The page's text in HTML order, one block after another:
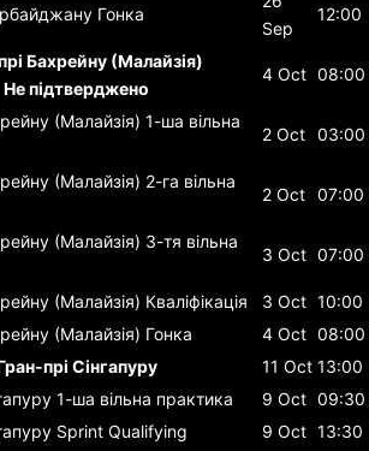
Гонка
Sep
12:00
Бахрейну (Малайзія)
Не підтверджено
4 Oct 08:00
(Малайзія) 1-ша вільна
2 Oct 03:00
(Малайзія) 2-га вільна
2 Oct 07:00
(Малайзія) 3-тя вільна
3 Oct 07:00
(Малайзія) Кваліфікація 3 Oct 10:00
(Малайзія) Гонка 4 Oct 08:00
прі Сінгапуру
11 Oct 13:00
1-ша вільна практика 9 Oct 09:30
Sprint Qualifying 9 Oct 13:30